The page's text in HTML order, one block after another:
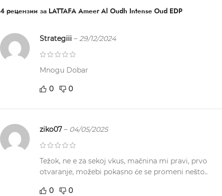
4 рецензии за LATTAFA Ameer Al Oudh Intense Oud EDP
Strategiii – 29/12/2024
Mnogu Dobar
0 0
ziko07– 04/05/2025
Težok, ne e za sekoj vkus, mačnina mi pravi, prvo
otvaranje, možebi pokasno će se promeni nešto..
0 0